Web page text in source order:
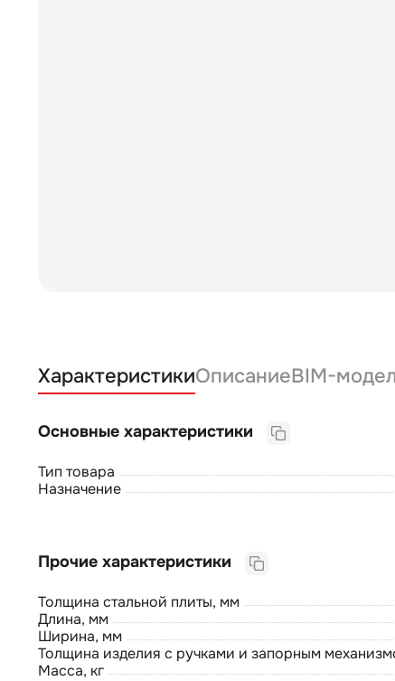
ХарактеристикиОписаниеBIM-
Тип товара
Назначение
Толщина стальной плиты, мм
Длина, мм
Ширина, мм
Толщина изделия с ручками и запорным
Масса, кг